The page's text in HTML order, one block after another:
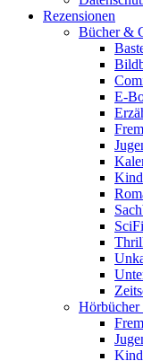
Rezensionen
Bücher &
E-